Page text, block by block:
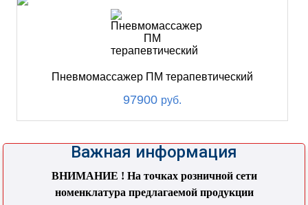
Пневмомассажер ПМ терапевтический
97900 руб.
Важная информация
ВНИМАНИЕ ! На точках розничной сети
номенклатура предлагаемой продукции